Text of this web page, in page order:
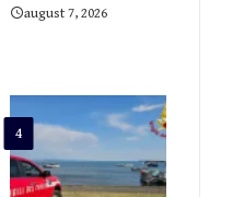
august 7, 2026
4